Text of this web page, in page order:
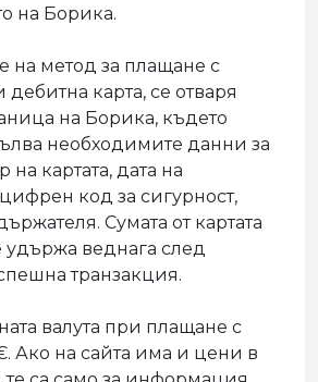
на Борика.
на метод за плащане с
карта, се отваря
на Борика, където
необходимите данни за
на картата, дата на
код за сигурност,
Сумата от картата
удържа веднага след
транзакция.
валута при плащане с
Ако на сайта има и цени в